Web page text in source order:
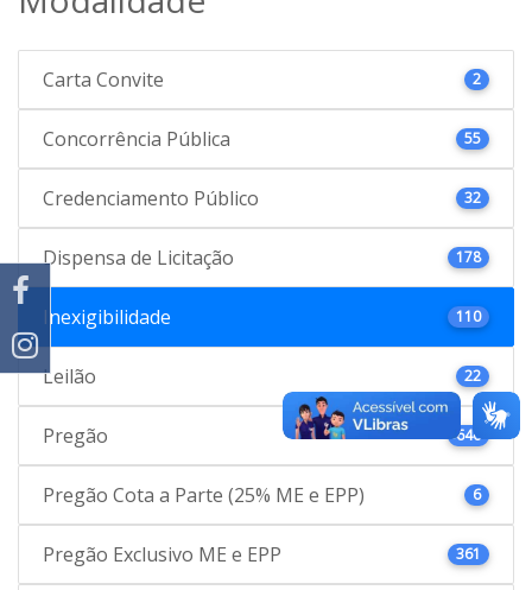
Carta Convite 2
Concorrência Pública 55
Credenciamento Público 32
Dispensa de Licitação 178
Inexigibilidade 110
Leilão 22
Pregão 646
Pregão Cota a Parte (25% ME e EPP) 6
Pregão Exclusivo ME e EPP 361